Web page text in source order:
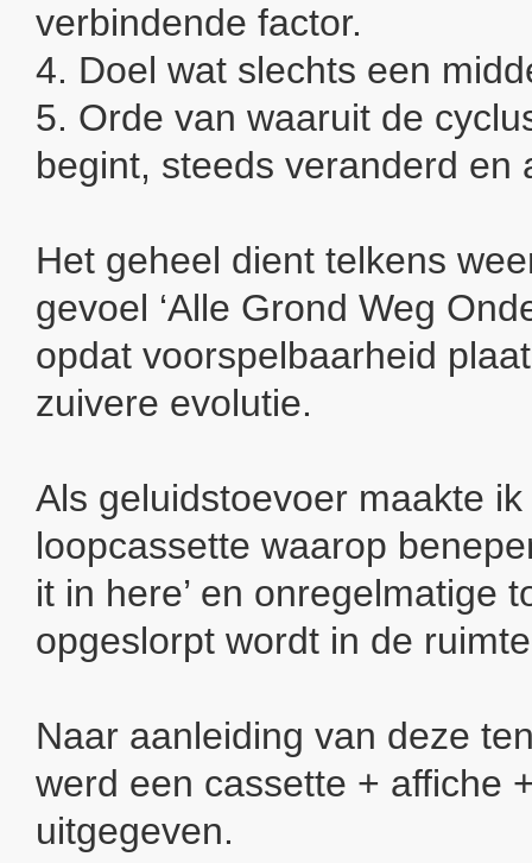
verbindende factor.
4. Doel wat slechts een
5. Orde van waaruit de
begint, steeds veranderd en
Het geheel dient telkens
gevoel ‘Alle Grond Weg
opdat voorspelbaarheid
zuivere evolutie.
Als geluidstoevoer maakte
loopcassette waarop
it in here’ en onregelmatige
opgeslorpt wordt in de
Naar aanleiding van deze
werd een cassette + affiche
uitgegeven.